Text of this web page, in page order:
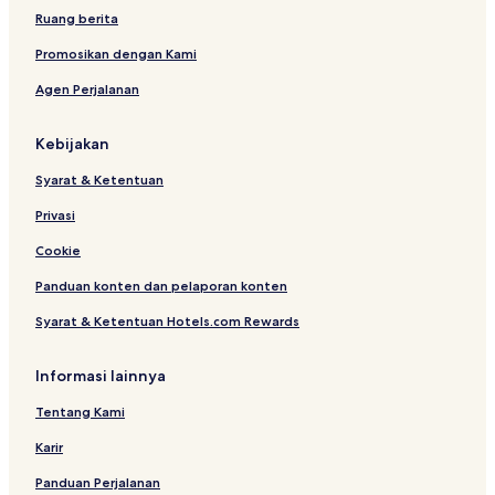
Ruang berita
Promosikan dengan Kami
Agen Perjalanan
Kebijakan
Syarat & Ketentuan
Privasi
Cookie
Panduan konten dan pelaporan konten
Syarat & Ketentuan Hotels.com Rewards
Informasi lainnya
Tentang Kami
Karir
Panduan Perjalanan